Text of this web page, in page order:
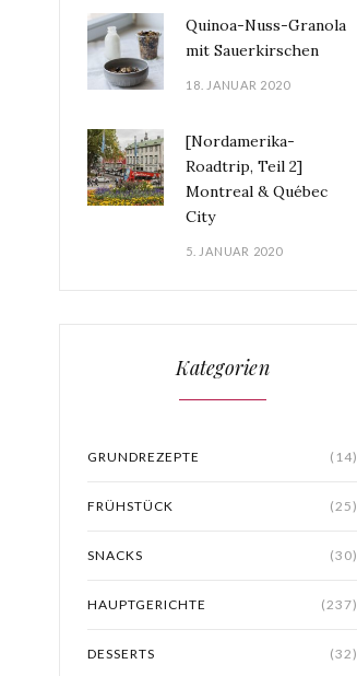
Quinoa-Nuss-Granola
mit Sauerkirschen
18. JANUAR 2020
[Nordamerika-
Roadtrip, Teil 2]
Montreal & Québec
City
5. JANUAR 2020
Kategorien
GRUNDREZEPTE (14)
FRÜHSTÜCK (25)
SNACKS (30)
HAUPTGERICHTE (237)
DESSERTS (32)